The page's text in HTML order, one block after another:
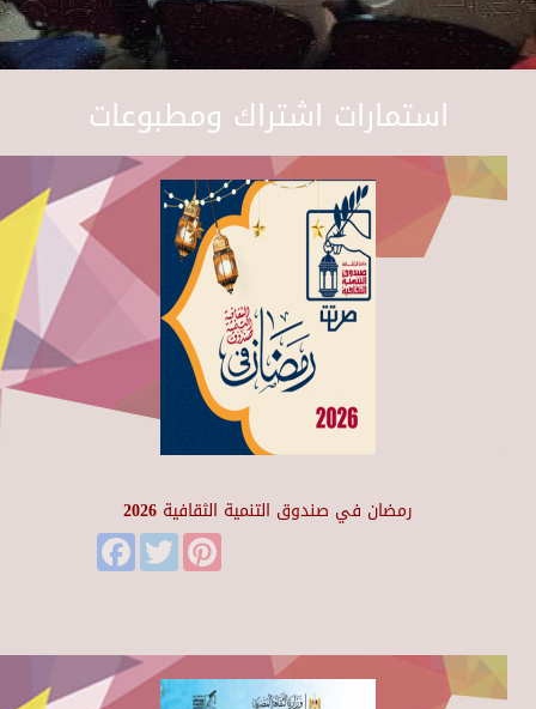
استمارات اشتراك ومطبوعات
رمضان في صندوق التنمية الثقافية 2026
FacebookTwitter